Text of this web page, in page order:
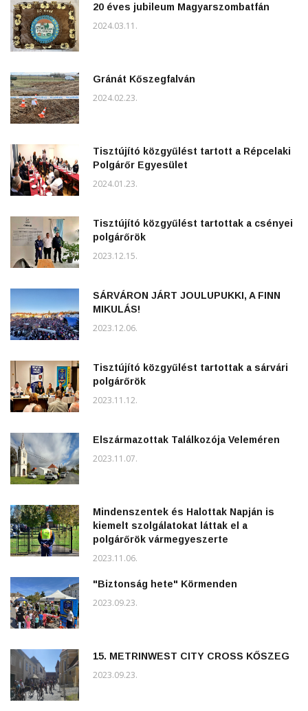
20 éves jubileum Magyarszombatfán
2024.03.11.
Gránát Kőszegfalván
2024.02.23.
Tisztújító közgyűlést tartott a Répcelaki
Polgárőr Egyesület
2024.01.23.
Tisztújító közgyűlést tartottak a csényei
polgárőrök
2023.12.15.
SÁRVÁRON JÁRT JOULUPUKKI, A FINN
MIKULÁS!
2023.12.06.
Tisztújító közgyűlést tartottak a sárvári
polgárőrök
2023.11.12.
Elszármazottak Találkozója Veleméren
2023.11.07.
Mindenszentek és Halottak Napján is
kiemelt szolgálatokat láttak el a
polgárőrök vármegyeszerte
2023.11.06.
"Biztonság hete" Körmenden
2023.09.23.
15. METRINWEST CITY CROSS KŐSZEG
2023.09.23.